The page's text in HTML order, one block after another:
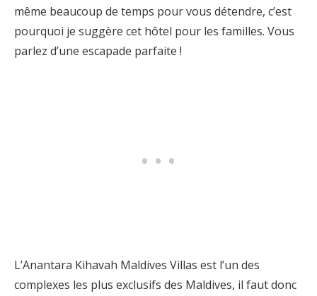
même beaucoup de temps pour vous détendre, c’est
pourquoi je suggère cet hôtel pour les familles. Vous
parlez d’une escapade parfaite !
L’Anantara Kihavah Maldives Villas est l’un des
complexes les plus exclusifs des Maldives, il faut donc